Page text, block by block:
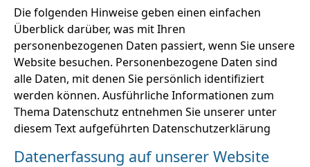
Die folgenden Hinweise geben einen einfachen
Überblick darüber, was mit Ihren
personenbezogenen Daten passiert, wenn Sie unsere
Website besuchen. Personenbezogene Daten sind
alle Daten, mit denen Sie persönlich identifiziert
werden können. Ausführliche Informationen zum
Thema Datenschutz entnehmen Sie unserer unter
diesem Text aufgeführten Datenschutzerklärung
Datenerfassung auf unserer Website